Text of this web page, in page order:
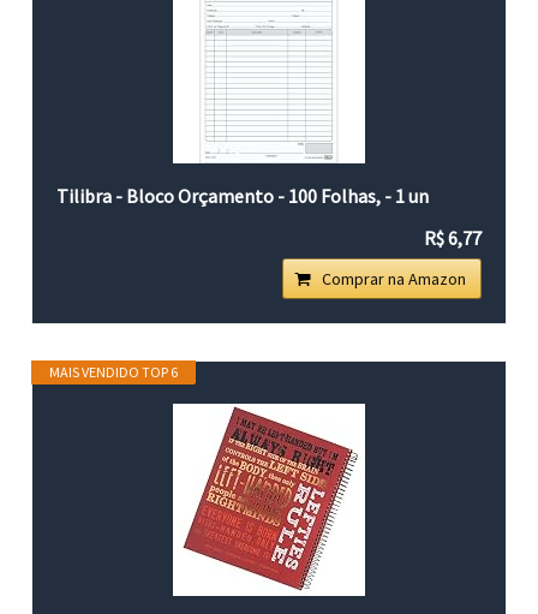
Tilibra - Bloco Orçamento - 100 Folhas, - 1 un
R$ 6,77
Comprar na Amazon
MAIS VENDIDO TOP 6